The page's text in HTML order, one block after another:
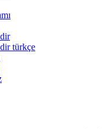
türkçe